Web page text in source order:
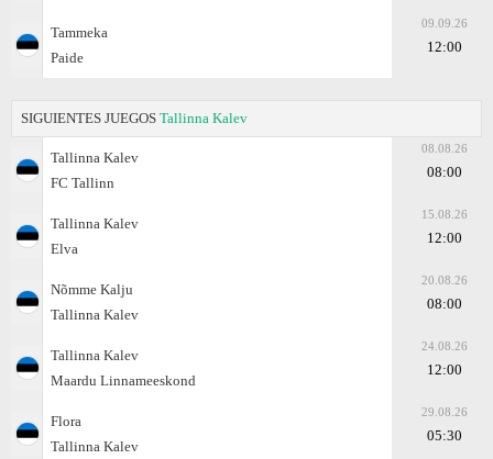
Tammeka
Paide
09.09.26
12:00
SIGUIENTES JUEGOS Tallinna Kalev
Tallinna Kalev
FC Tallinn
08.08.26
08:00
Tallinna Kalev
Elva
15.08.26
12:00
Nõmme Kalju
Tallinna Kalev
20.08.26
08:00
Tallinna Kalev
Maardu Linnameeskond
24.08.26
12:00
Flora
Tallinna Kalev
29.08.26
05:30